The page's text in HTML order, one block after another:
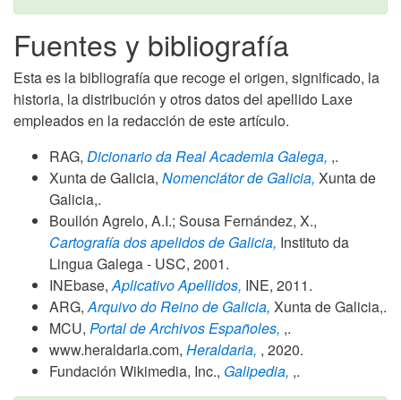
Fuentes y bibliografía
Esta es la bibliografía que recoge el origen, significado, la
historia, la distribución y otros datos del apellido Laxe
empleados en la redacción de este artículo.
RAG, Dicionario da Real Academia Galega, ,.
Xunta de Galicia, Nomenclátor de Galicia, Xunta de
Galicia,.
Boullón Agrelo, A.I.; Sousa Fernández, X.,
Cartografía dos apelidos de Galicia, Instituto da
Lingua Galega - USC, 2001.
INEbase, Aplicativo Apellidos, INE, 2011.
ARG, Arquivo do Reino de Galicia, Xunta de Galicia,.
MCU, Portal de Archivos Españoles, ,.
www.heraldaria.com, Heraldaria, , 2020.
Fundación Wikimedia, Inc., Galipedia, ,.